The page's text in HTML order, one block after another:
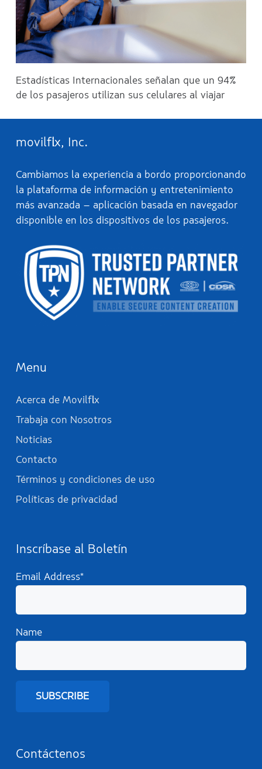
Estadísticas Internacionales señalan que un 94%
de los pasajeros utilizan sus celulares al viajar
movilflix, Inc.
Cambiamos la experiencia a bordo proporcionando
la plataforma de información y entretenimiento
más avanzada – aplicación basada en navegador
disponible en los dispositivos de los pasajeros.
Menu
Acerca de Movilflix
Trabaja con Nosotros
Noticias
Contacto
Términos y condiciones de uso
Políticas de privacidad
Inscríbase al Boletín
Email Address*
Name
Contáctenos